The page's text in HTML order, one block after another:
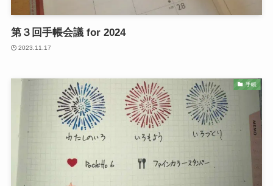
第３回手帳会議 for 2024
2023.11.17
手帳